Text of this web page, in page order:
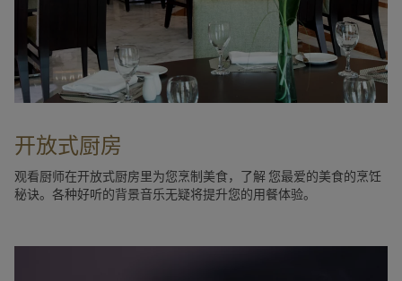
开放式厨房
观看厨师在开放式厨房里为您烹制美食，了解 您最爱的美食的烹饪
秘诀。各种好听的背景音乐无疑将提升您的用餐体验。